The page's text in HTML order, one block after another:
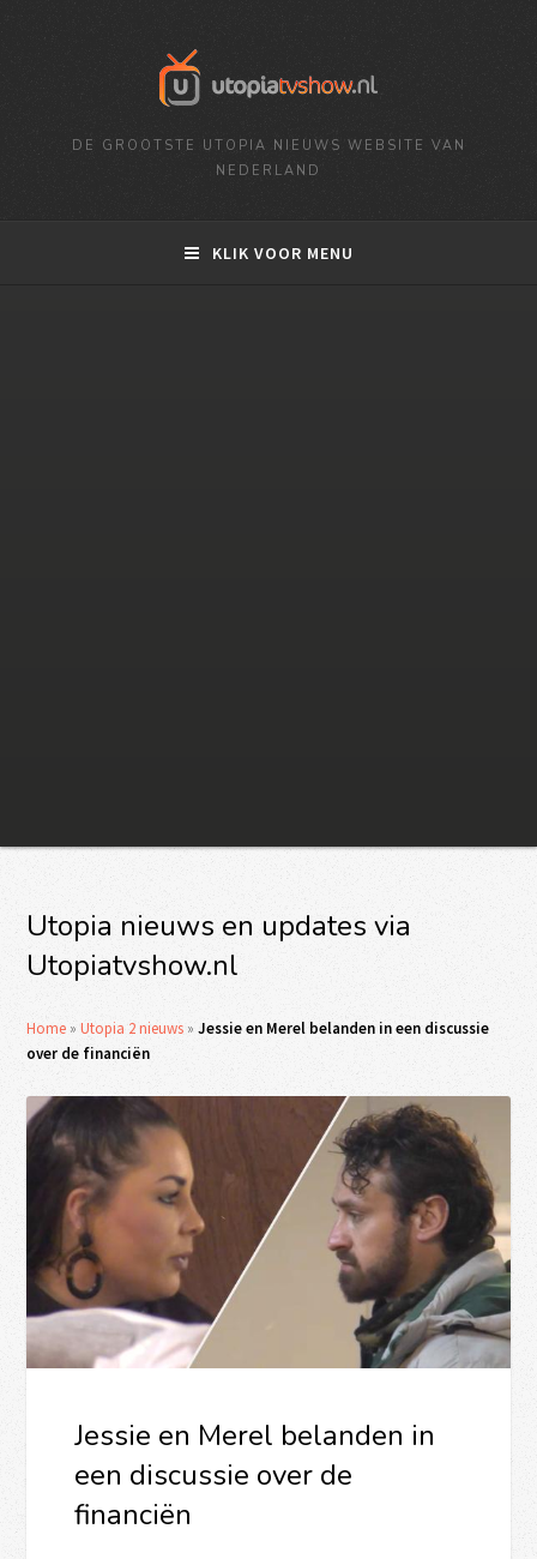
DE GROOTSTE UTOPIA NIEUWS WEBSITE VAN
NEDERLAND
KLIK VOOR MENU
Utopia nieuws en updates via
Utopiatvshow.nl
Home »Utopia 2 nieuws »Jessie en Merel belanden in een discussie
over de financiën
Jessie en Merel belanden in
een discussie over de
financiën